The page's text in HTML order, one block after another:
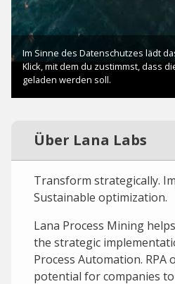
Über Lana Labs
Transform strategically.
Sustainable optimization.
Lana Process Mining
the strategic
Process Automation. RPA
potential for companies